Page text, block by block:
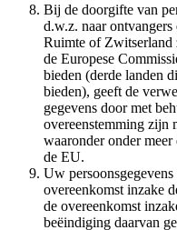
Bij de doorgifte van
d.w.z. naar
Ruimte of Zwitserland
de Europese
bieden (derde landen
bieden), geeft de
gegevens door met
overeenstemming zijn
waaronder onder meer
de EU.
Uw
overeenkomst inzake
de overeenkomst
beëindiging daarvan